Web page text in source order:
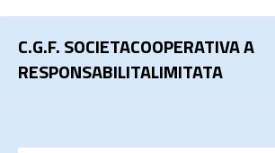
C.G.F. SOCIETACOOPERATIVA A
RESPONSABILITALIMITATA